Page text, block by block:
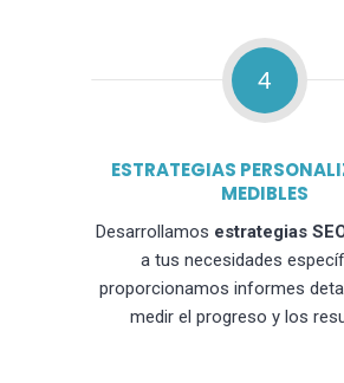
4
ESTRATEGIAS
MEDIBLES
Desarrollamos estrategias
a tus necesidades
proporcionamos informes
medir el progreso y los